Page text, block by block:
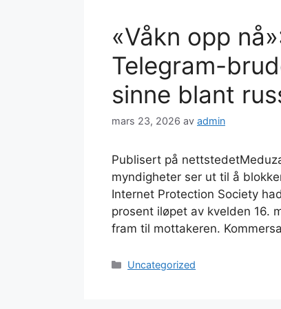
«Våkn opp
Telegram-
sinne blant
mars 23, 2026 av admin
Publisert på
myndigheter ser ut til å
Internet Protection Society
prosent iløpet av kvelden 16.
fram til mottakeren.
Kategorier
Uncategorized